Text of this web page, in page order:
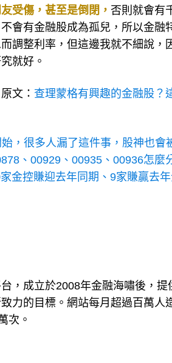
受傷，甚至是倒閉， 否則就會有
會有金融股成為孤兒，所以金
調整利率，但這邊我就不細說
就好。
文： 查理蒙格有興趣的金融股？
始，很多人漏了這件事，股神也會
、00929、00935、00936怎麼
金控賺迎去年同期、9家賺贏去
，成立於2008年金融海嘯後，
力的目標。網站每月超過百萬
次。